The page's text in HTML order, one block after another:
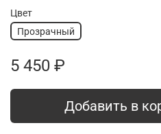
Цвет
Прозрачный
5 450 ₽
Добавить в